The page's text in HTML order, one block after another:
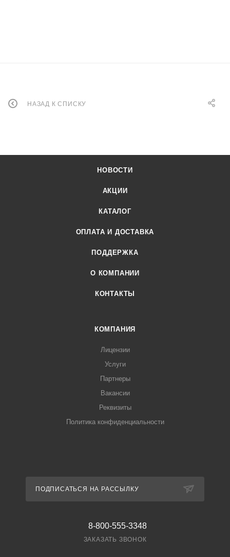
НАЗАД К СПИСКУ
НОВОСТИ
АКЦИИ
КАТАЛОГ
ОПЛАТА И ДОСТАВКА
ПОДДЕРЖКА
О КОМПАНИИ
КОНТАКТЫ
КОМПАНИЯ
Лицензии
Услуги
Партнеры
Вакансии
Реквизиты
Политика конфиденциальности
ПОДПИСАТЬСЯ НА РАССЫЛКУ
8-800-555-3348
ЗАКАЗАТЬ ЗВОНОК